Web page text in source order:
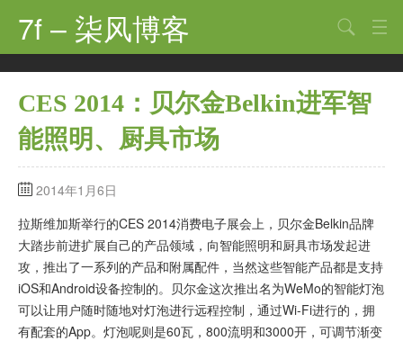
7f – 柒风博客
首页
软件·技术
手机·数码
科技·探索
观点·讨论
其他
娱乐
关于
搜索
CES 2014：贝尔金Belkin进军智
能照明、厨具市场
2014年1月6日
拉斯维加斯举行的CES 2014消费电子展会上，贝尔金Belkin品牌
大踏步前进扩展自己的产品领域，向智能照明和厨具市场发起进
攻，推出了一系列的产品和附属配件，当然这些智能产品都是支持
iOS和Android设备控制的。贝尔金这次推出名为WeMo的智能灯泡
可以让用户随时随地对灯泡进行远程控制，通过Wi-Fi进行的，拥
有配套的App。灯泡呢则是60瓦，800流明和3000开，可调节渐变